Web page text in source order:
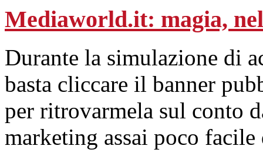
Mediaworld.it: magia,
Durante la simulazione di
basta cliccare il banner
per ritrovarmela sul conto
marketing assai poco facile